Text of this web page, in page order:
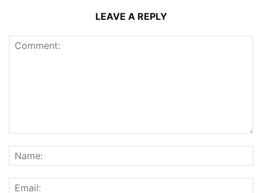
LEAVE A REPLY